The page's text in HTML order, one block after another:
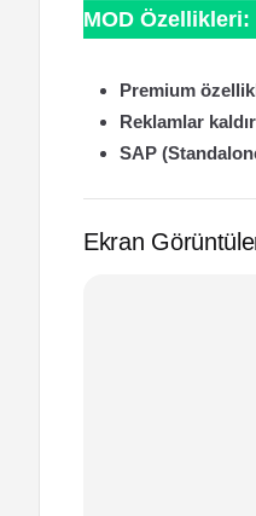
MOD Özellikleri:
Premium
Reklamlar
SAP
Ekran